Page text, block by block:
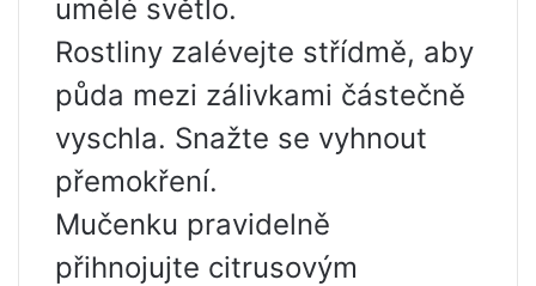
umělé světlo.
Rostliny zalévejte střídmě, aby
půda mezi zálivkami částečně
vyschla. Snažte se vyhnout
přemokření.
Mučenku pravidelně
přihnojujte citrusovým